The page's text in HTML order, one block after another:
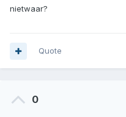
nietwaar?
Quote
0